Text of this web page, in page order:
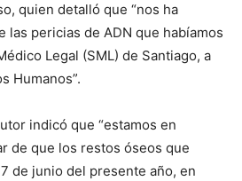
quien detalló que “nos ha
las pericias de ADN que habíamos
Legal (SML) de Santiago, a
Humanos”.
indicó que “estamos en
de que los restos óseos que
de junio del presente año, en